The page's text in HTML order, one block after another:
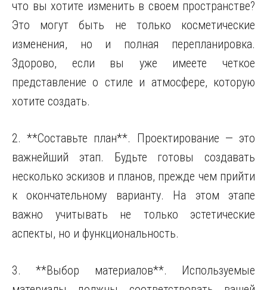
что вы хотите изменить в своем пространстве?
Это могут быть не только косметические
изменения, но и полная перепланировка.
Здорово, если вы уже имеете четкое
представление о стиле и атмосфере, которую
хотите создать.
2. **Составьте план**. Проектирование — это
важнейший этап. Будьте готовы создавать
несколько эскизов и планов, прежде чем прийти
к окончательному варианту. На этом этапе
важно учитывать не только эстетические
аспекты, но и функциональность.
3. **Выбор материалов**. Используемые